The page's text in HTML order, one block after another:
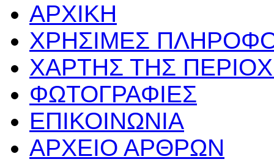
ΑΡΧΙΚΗ
ΧΡΗΣΙΜΕΣ
ΧΑΡΤΗΣ ΤΗΣ
ΦΩΤΟΓΡΑΦΙΕΣ
ΕΠΙΚΟΙΝΩΝΙΑ
ΑΡΧΕΙΟ ΑΡΘΡΩΝ